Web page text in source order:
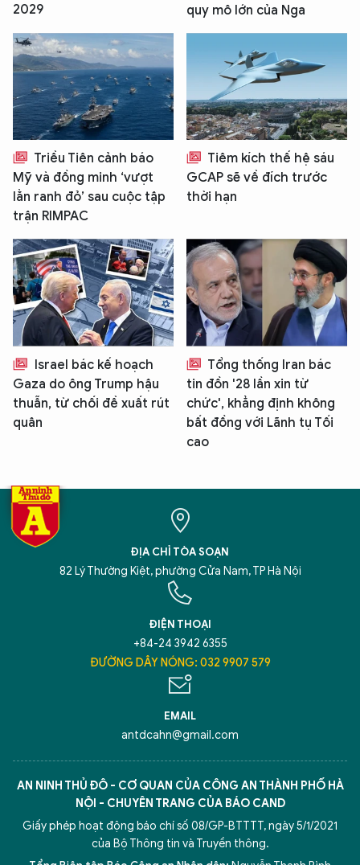
2029
quy mô lớn của Nga
Triều Tiên cảnh báo
Mỹ và đồng minh ‘vượt
lằn ranh đỏ’ sau cuộc tập
trận RIMPAC
Tiêm kích thế hệ sáu
GCAP sẽ về đích trước
thời hạn
Israel bác kế hoạch
Gaza do ông Trump hậu
thuẫn, từ chối đề xuất rút
quân
Tổng thống Iran bác
tin đồn '28 lần xin từ
chức', khẳng định không
bất đồng với Lãnh tụ Tối
cao
ĐỊA CHỈ TÒA SOẠN
82 Lý Thường Kiệt, phường Cửa Nam, TP Hà Nội
ĐIỆN THOẠI
+84-24 3942 6355
ĐƯỜNG DÂY NÓNG: 032 9907 579
EMAIL
antdcahn@gmail.com
AN NINH THỦ ĐÔ - CƠ QUAN CỦA CÔNG AN THÀNH PHỐ HÀ
NỘI - CHUYÊN TRANG CỦA BÁO CAND
Giấy phép hoạt động báo chí số 08/GP-BTTTT, ngày 5/1/2021
của Bộ Thông tin và Truyền thông.